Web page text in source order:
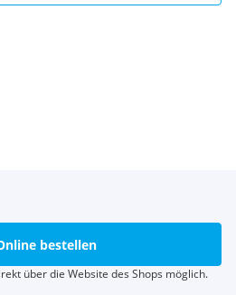
bestellen
über die Website des Shops möglich.